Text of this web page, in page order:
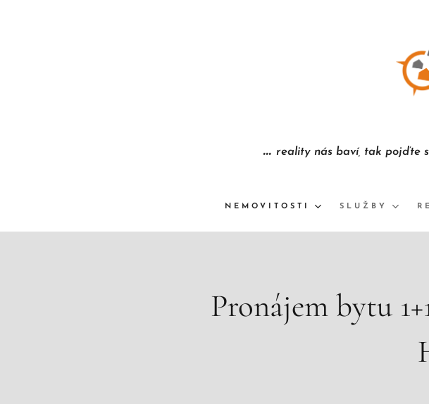
... reality nás baví, tak pojďte
NEMOVITOSTI SLUŽBY
Pronájem bytu